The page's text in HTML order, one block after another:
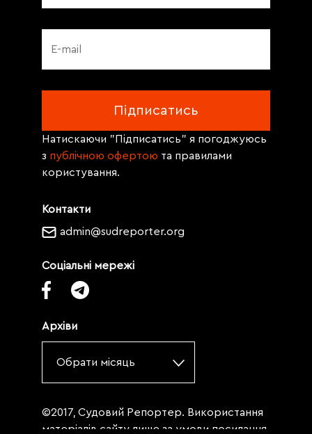
Контакти
admin@sudreporter.org
Соціальні мережі
Архіви
Обрати місяць
Натискаючи "Підписатись" я погоджуюсь
з публічною офертою та правилами
користування.
©2017, Судовий Репортер. Використання
матеріалів сайту лише за умови посилання